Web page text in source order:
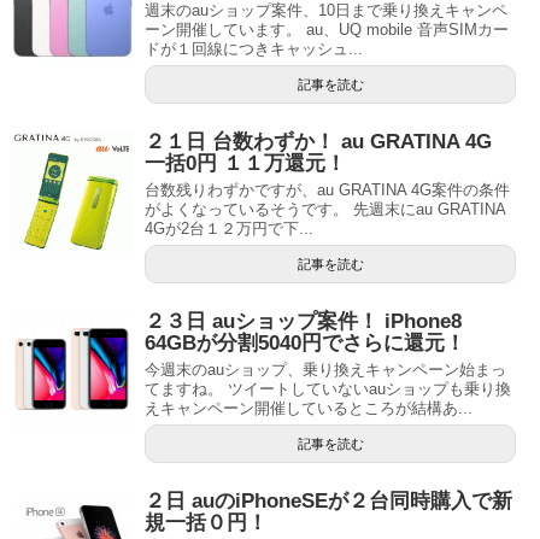
週末のauショップ案件、10日まで乗り換えキャンペ
ーン開催しています。 au、UQ mobile 音声SIMカー
ドが１回線につきキャッシュ...
記事を読む
２１日 台数わずか！ au GRATINA 4G
一括0円 １１万還元！
台数残りわずかですが、au GRATINA 4G案件の条件
がよくなっているそうです。 先週末にau GRATINA
4Gが2台１２万円で下...
記事を読む
２３日 auショップ案件！ iPhone8
64GBが分割5040円でさらに還元！
今週末のauショップ、乗り換えキャンペーン始まっ
てますね。 ツイートしていないauショップも乗り換
えキャンペーン開催しているところが結構あ...
記事を読む
２日 auのiPhoneSEが２台同時購入で新
規一括０円！